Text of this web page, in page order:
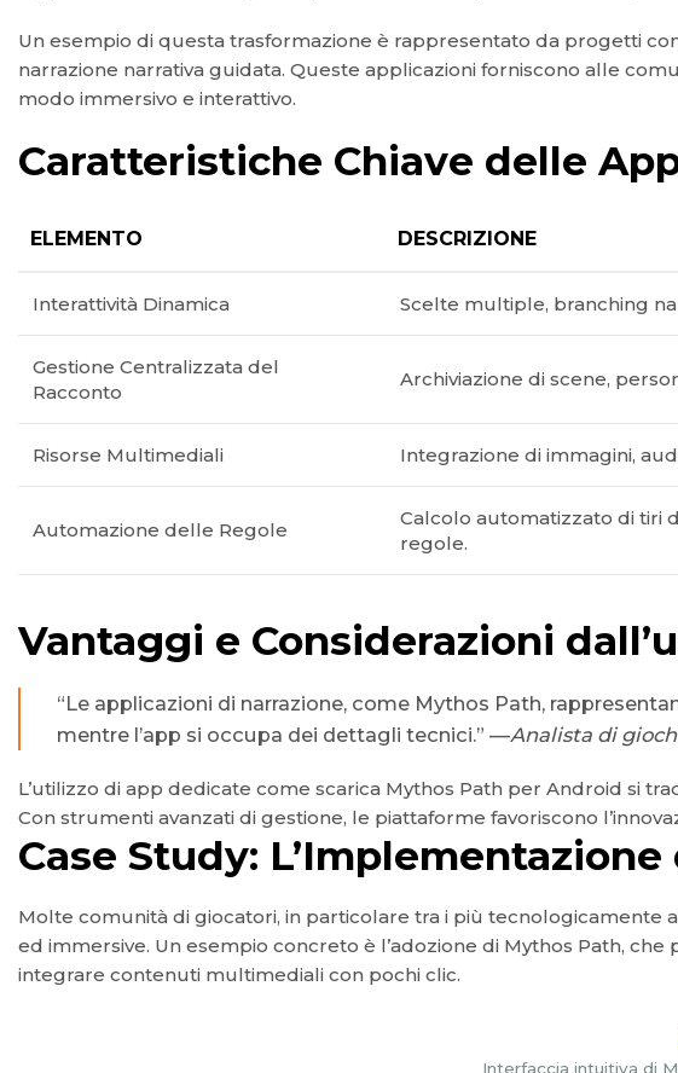
Un esempio di questa trasformazione è rappresentato da progetti
narrazione narrativa guidata. Queste applicazioni forniscono alle
modo immersivo e interattivo.
Caratteristiche Chiave delle
ELEMENTO DESCRIZIONE
Interattività Dinamica Scelte multiple, branching
Gestione Centralizzata del
Racconto
Archiviazione di scene,
Risorse Multimediali Integrazione di immagini,
Automazione delle Regole
Calcolo automatizzato di tiri
regole.
Vantaggi e Considerazioni
“Le applicazioni di narrazione, come Mythos Path,
mentre l’app si occupa dei dettagli tecnici.” —Analista di
L’utilizzo di app dedicate come scarica Mythos Path per Android si
Con strumenti avanzati di gestione, le piattaforme favoriscono
Case Study:
Molte comunità di giocatori, in particolare tra i più tecnologicamente
ed immersive. Un esempio concreto è l’adozione di Mythos Path,
integrare contenuti multimediali con pochi clic.
Interfaccia intuitiva di